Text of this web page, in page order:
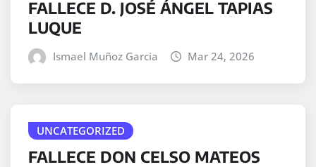
FALLECE D. JOSÉ ÁNGEL TAPIAS
LUQUE
Ismael Muñoz Garcia Mar 24, 2026
UNCATEGORIZED
FALLECE DON CELSO MATEOS